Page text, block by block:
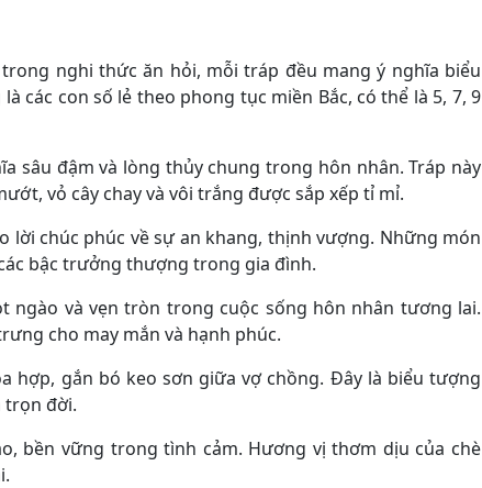
nghi thức ăn hỏi, mỗi tráp đều mang ý nghĩa biểu
các con số lẻ theo phong tục miền Bắc, có thể là 5, 7, 9
sâu đậm và lòng thủy chung trong hôn nhân. Tráp này
vỏ cây chay và vôi trắng được sắp xếp tỉ mỉ.
lời chúc phúc về sự an khang, thịnh vượng. Những món
bậc trưởng thượng trong gia đình.
ngào và vẹn tròn trong cuộc sống hôn nhân tương lai.
cho may mắn và hạnh phúc.
hợp, gắn bó keo sơn giữa vợ chồng. Đây là biểu tượng
trọn đời.
bền vững trong tình cảm. Hương vị thơm dịu của chè